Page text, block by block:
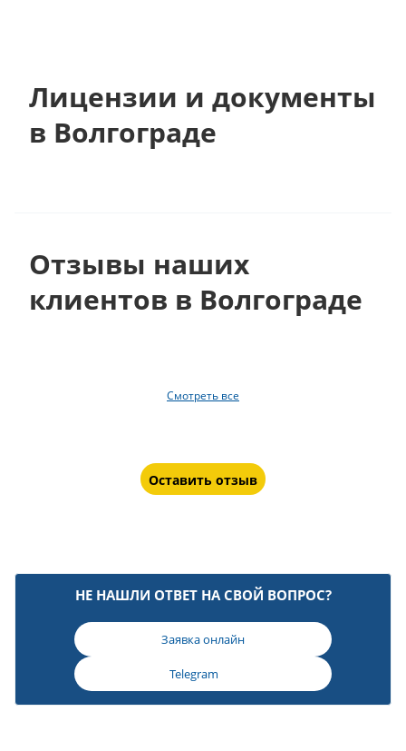
Лицензии и документы
в Волгограде
Отзывы наших
клиентов в Волгограде
Смотреть все
Оставить отзыв
НЕ НАШЛИ ОТВЕТ НА СВОЙ ВОПРОС?
Заявка онлайн
Telegram